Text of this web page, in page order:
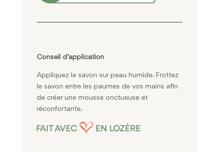
Conseil d’application
Appliquez le savon sur peau humide. Frottez
le savon entre les paumes de vos mains afin
de créer une mousse onctueuse et
réconfortante.